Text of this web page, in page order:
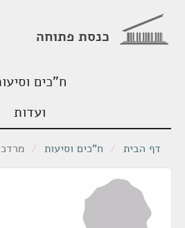
כנסת פתוחה
ח"כים
ועדות
דף הבית / ח"כים וסיעות /